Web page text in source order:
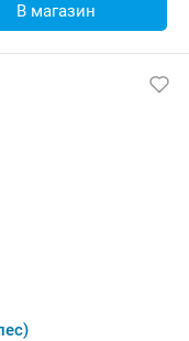
В магазин